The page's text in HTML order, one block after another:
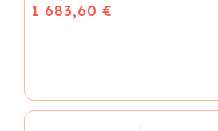
1 683,60 €